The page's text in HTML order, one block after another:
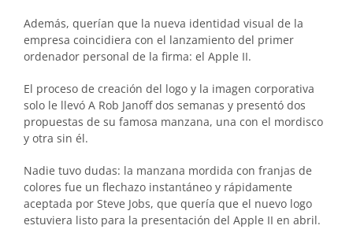
Además, querían que la nueva identidad visual de la
empresa coincidiera con el lanzamiento del primer
ordenador personal de la firma: el Apple II.
El proceso de creación del logo y la imagen corporativa
solo le llevó A Rob Janoff dos semanas y presentó dos
propuestas de su famosa manzana, una con el mordisco
y otra sin él.
Nadie tuvo dudas: la manzana mordida con franjas de
colores fue un flechazo instantáneo y rápidamente
aceptada por Steve Jobs, que quería que el nuevo logo
estuviera listo para la presentación del Apple II en abril.